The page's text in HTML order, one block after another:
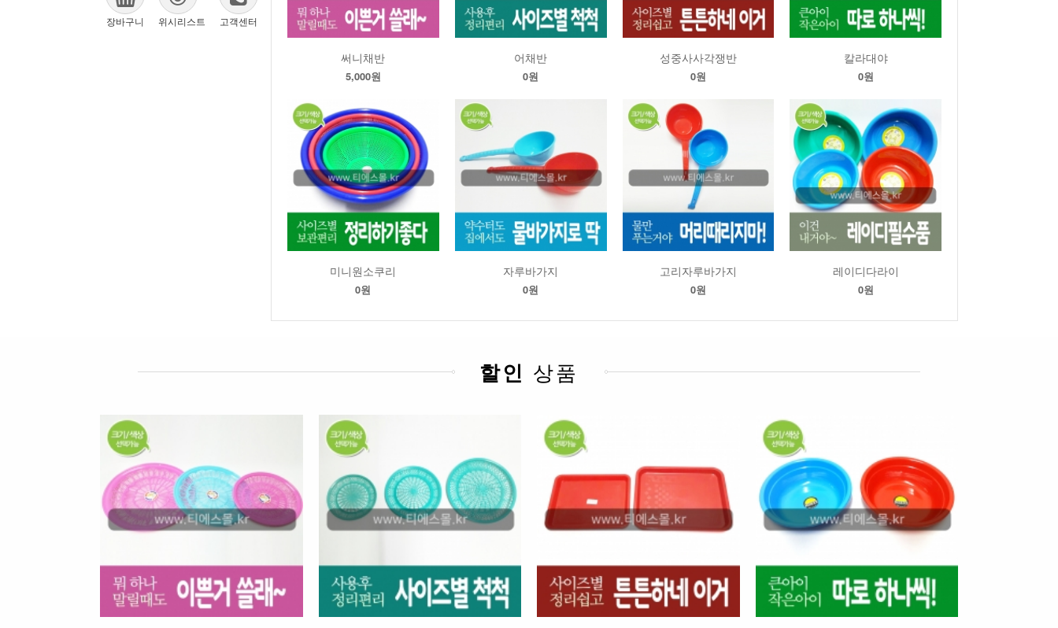
110
aibots.wikiwikiShort_Article_Reveals_The_Undeniabl
장바구니 위시리스트 고객센터
써니채반
5,000원
어채반
0원
성중사사각쟁반
0원
칼라대야
0원
미니원소쿠리
0원
자루바가지
0원
고리자루바가지
0원
레이디다라이
0원
할인 상품